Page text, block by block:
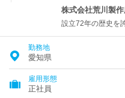
株式会社荒川製
設立72年の歴史を
勤務地
愛知県
雇用形態
正社員